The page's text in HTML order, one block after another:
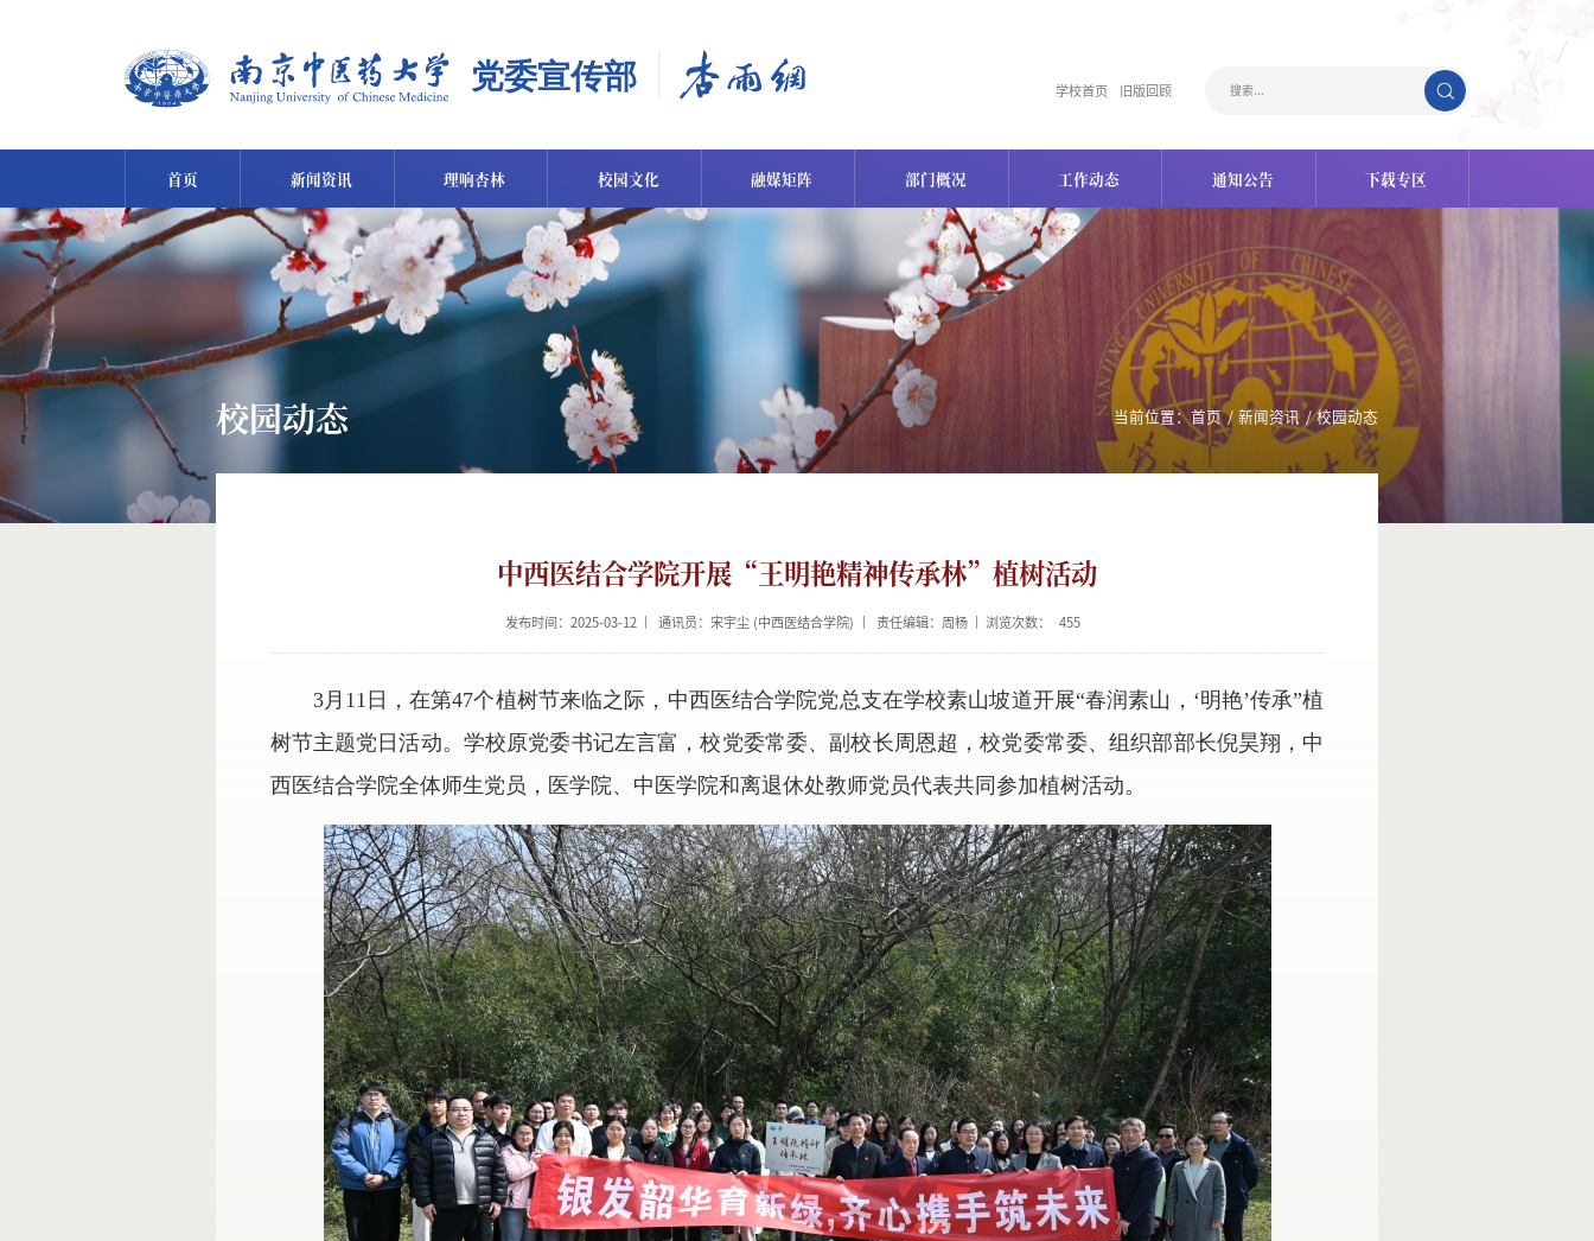
学校首页 旧版回顾
首页 新闻资讯 理响杏林 校园文化 融媒矩阵 部门概况 工作动态 通知公告 下载专区
当前位置：首页 / 新闻资讯 / 校园动态
校园动态
中西医结合学院开展“王明艳精神传承林”植树活动
发布时间：2025-03-12 通讯员：宋宇尘 (中西医结合学院) 责任编辑：周杨 浏览次数： 455
3月11日，在第47个植树节来临之际，中西医结合学院党总支在学校素山坡道开展“春润素山，‘明艳’传承”植
树节主题党日活动。学校原党委书记左言富，校党委常委、副校长周恩超，校党委常委、组织部部长倪昊翔，中
西医结合学院全体师生党员，医学院、中医学院和离退休处教师党员代表共同参加植树活动。